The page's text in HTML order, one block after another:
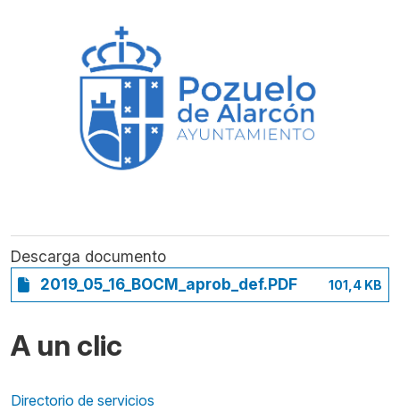
Descarga documento
2019_05_16_BOCM_aprob_def.PDF
101,4 KB
A un clic
Directorio de servicios